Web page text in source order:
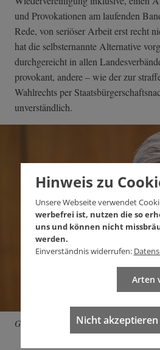
und Provokationen am laufenden
Rede, von seriöser Arbeit erst recht
hat die selbsternannte Alternative
durchgereicht in allen
provokant, andere – wie der zur
Wahlrechts per
unverständlich.
Gilt als leise: Bernd Gögel.
Hinweis zu
Unsere Webseite verwendet
werbefrei ist, nutzen die so
uns und können nicht
werden.
Einverständnis widerrufen:
Arten
Nicht akzeptieren